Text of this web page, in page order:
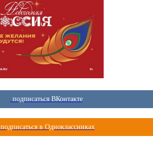
подписаться ВКонтакте
подписаться в Одноклассниках